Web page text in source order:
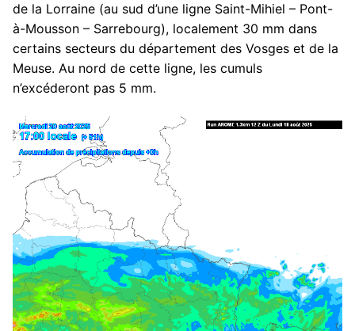
de la Lorraine (au sud d’une ligne Saint-Mihiel – Pont-
à-Mousson – Sarrebourg), localement 30 mm dans
certains secteurs du département des Vosges et de la
Meuse. Au nord de cette ligne, les cumuls
n’excéderont pas 5 mm.